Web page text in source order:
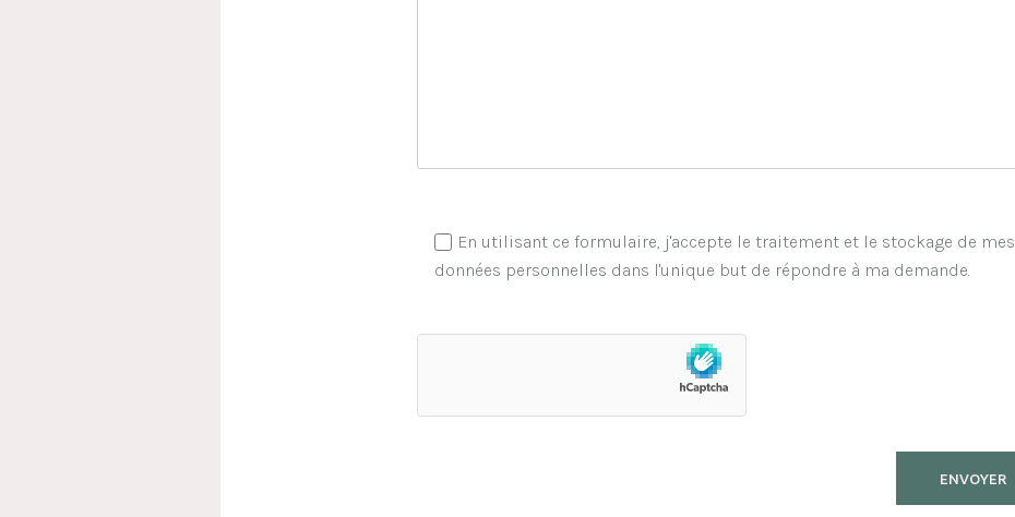
En utilisant ce formulaire, j'accepte le traitement et le stockage de mes
données personnelles dans l'unique but de répondre à ma demande.